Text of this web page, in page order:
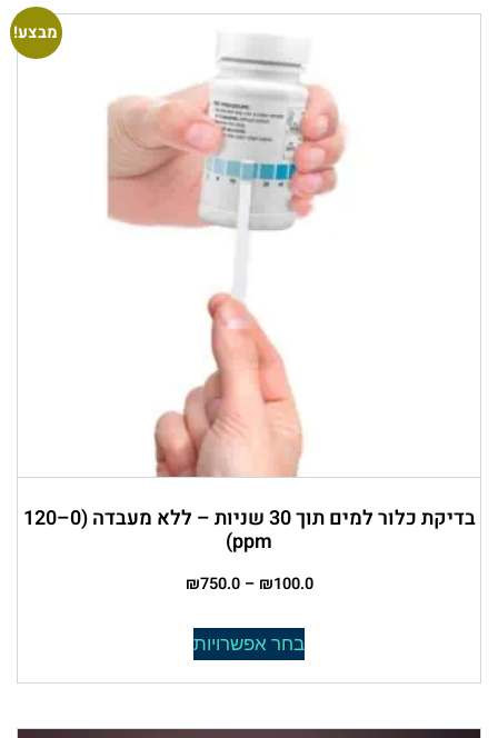
מבצע!
בדיקת כלור למים תוך 30 שניות – ללא מעבדה (0–120
ppm)
₪100.0
–
₪750.0
בחר אפשרויות